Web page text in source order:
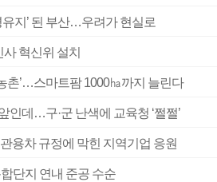
지’ 된 부산…우려가 현실로
혁신위 설치
촌’…스마트팜 1000㏊까지 늘린다
인데…구·군 난색에 교육청 ‘쩔쩔’
용차 규정에 막힌 지역기업 응원
단지 연내 준공 수순